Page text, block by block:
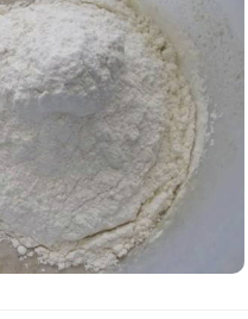
40 мг
302.4 мг
4059.4 мг
1007.6 мг
1478.1 мг
Как приготовить
добавьте теплое молоко.